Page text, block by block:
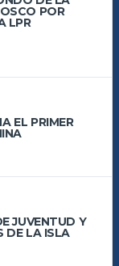
POR
LPR
EL PRIMER
JUVENTUD Y
DE LA ISLA